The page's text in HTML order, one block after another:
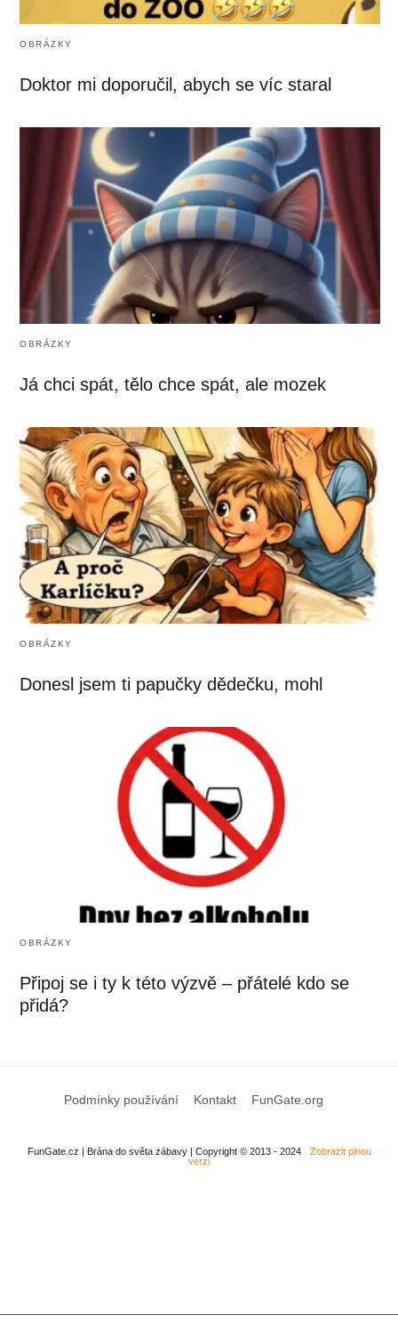
OBRÁZKY
Doktor mi doporučil, abych se víc staral
OBRÁZKY
Já chci spát, tělo chce spát, ale mozek
OBRÁZKY
Donesl jsem ti papučky dědečku, mohl
OBRÁZKY
Připoj se i ty k této výzvě – přátelé kdo se
přidá?
Podmínky používání Kontakt FunGate.org
FunGate.cz | Brána do světa zábavy | Copyright © 2013 - 2024
Zobrazit plnou
verzi